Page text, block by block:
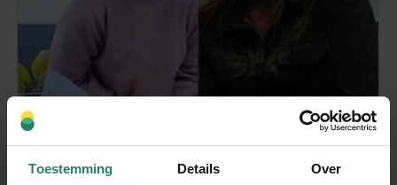
Toestemming Details Over
Mindfulness basistraining